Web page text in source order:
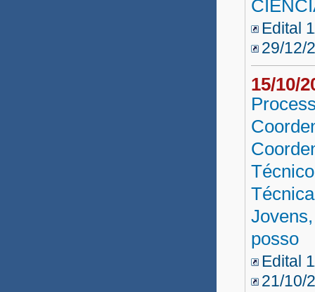
Edital
29/12/
15/10/
posso
Edital
21/10/